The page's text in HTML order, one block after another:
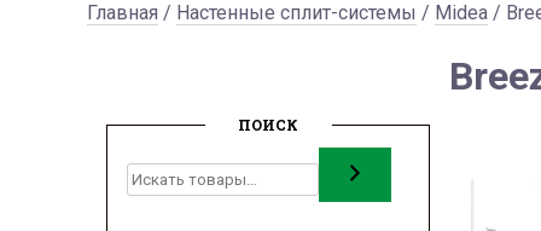
Главная / Настенные сплит-системы / Midea /
ПОИСК
Поиск